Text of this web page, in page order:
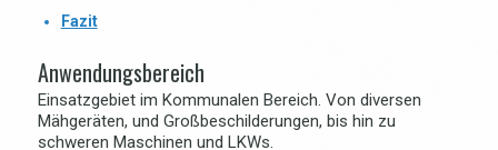
Fazit
Anwendungsbereich
Einsatzgebiet im Kommunalen Bereich. Von diversen
Mähgeräten, und Großbeschilderungen, bis hin zu
schweren Maschinen und LKWs.